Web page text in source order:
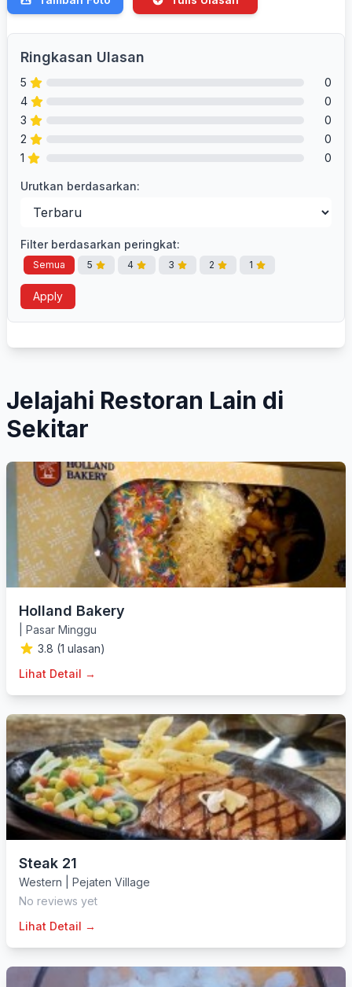
Ringkasan Ulasan
5
0
4
0
3
0
2
0
1
0
Urutkan berdasarkan:
Filter berdasarkan peringkat:
Semua 5 4 3 2 1
Apply
Jelajahi Restoran Lain di
Sekitar
Holland Bakery
Pasar Minggu
3.8 (1 ulasan)
Lihat Detail →
Steak 21
Western
Pejaten Village
No reviews yet
Lihat Detail →